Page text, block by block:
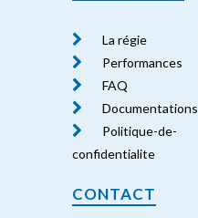
La régie
Performances
FAQ
Documentations
Politique-de-
confidentialite
CONTACT